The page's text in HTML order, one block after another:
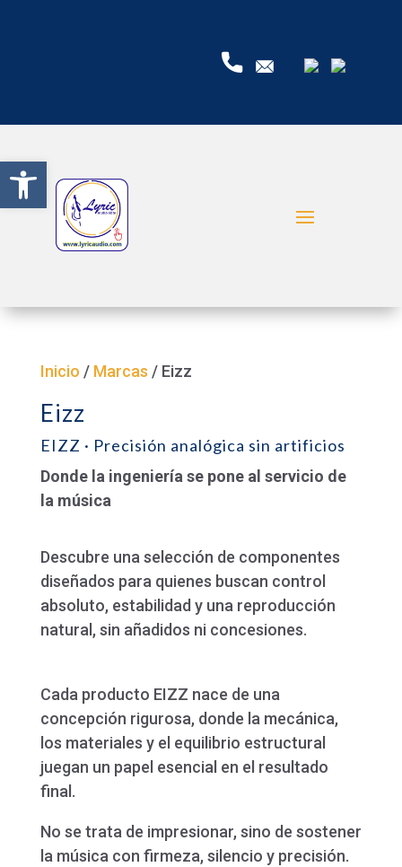
Abrir barra de herramientas
Inicio / Marcas / Eizz
Eizz
EIZZ · Precisión analógica sin artificios
Donde la ingeniería se pone al servicio de
la música
Descubre una selección de componentes
diseñados para quienes buscan control
absoluto, estabilidad y una reproducción
natural, sin añadidos ni concesiones.
Cada producto EIZZ nace de una
concepción rigurosa, donde la mecánica,
los materiales y el equilibrio estructural
juegan un papel esencial en el resultado
final.
No se trata de impresionar, sino de sostener
la música con firmeza, silencio y precisión.